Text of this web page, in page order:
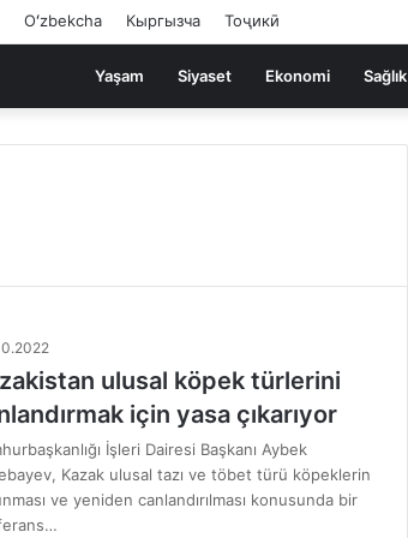
Oʻzbekcha Кыргызча Тоҷикӣ
Yaşam Siyaset Ekonomi Sağlık
ulusal köpek türlerini
için yasa çıkarıyor
İşleri Dairesi Başkanı Aybek
Kazak ulusal tazı ve töbet türü köpeklerin
ve yeniden canlandırılması konusunda bir